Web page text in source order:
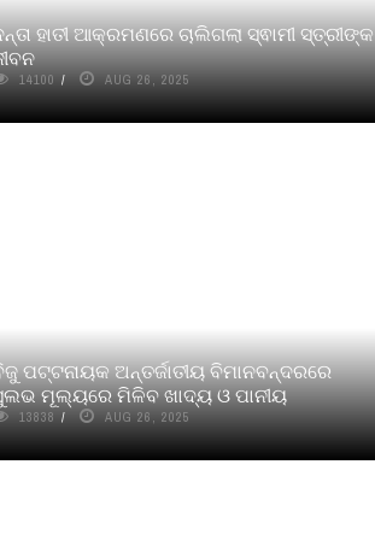
ହାତୀ ଆକ୍ରମଣରେ ଚାଲିଗଲା ସ୍ଵାମୀ ସ୍ତ୍ରୀଙ୍କ
14100 AUG 26, 2025
ପଟ୍ଟନାୟକ ଅନ୍ତର୍ଜାତୀୟ ବିମାନବନ୍ଦରରେ
ମୂଲ୍ୟରେ ମିଳିବ ଖାଦ୍ୟ ଓ ପାନୀୟ
13838 AUG 26, 2025